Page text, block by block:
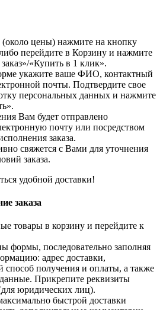
(около цены) нажмите на кнопку
перейдите в Корзину и нажмите
«Купить в 1 клик».
укажите ваше ФИО, контактный
почты. Подтвердите свое
персональных данных и нажмите
Вам будет отправлено
почту или посредством
заказа.
свяжется с Вами для уточнения
заказа.
удобной доставки!
заказа
товары в корзину и перейдите к
формы, последовательно заполняя
адрес доставки,
способ получения и оплаты, а также
Прикрепите реквизиты
юридических лиц).
быстрой доставки